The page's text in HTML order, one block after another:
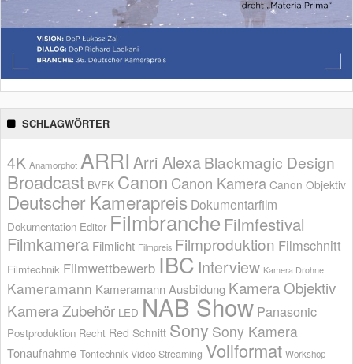
SCHLAGWÖRTER
4K Anamorphot ARRI Arri AlexaBlackmagic Design
Broadcast BVFK Canon Canon Kamera Canon Objektiv
Deutscher Kamerapreis Dokumentarfilm
Dokumentation Editor Filmbranche Filmfestival
Filmkamera Filmlicht Filmpreis Filmproduktion Filmschnitt
Filmtechnik Filmwettbewerb IBC Interview Kamera Drohne
Kameramann Kameramann Ausbildung Kamera Objektiv
Kamera Zubehör LED NAB Show Panasonic
Postproduktion Recht Red Schnitt Sony Sony Kamera
Tonaufnahme Tontechnik Video Streaming Vollformat Workshop